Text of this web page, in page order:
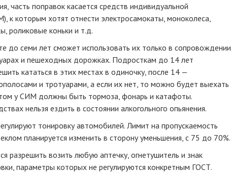
часть поправок касается средств индивидуальной
к которым хотят отнести электросамокаты, моноколеса,
роликовые коньки и т.д.
до семи лет сможет использовать их только в сопровождении
и пешеходных дорожках. Подросткам до 14 лет
кататься в этих местах в одиночку, после 14 —
и тротуарами, а если их нет, то можно будет выехать
у СИМ должны быть тормоза, фонарь и катафоты.
нельзя ездить в состоянии алкогольного опьянения.
тонировку автомобилей. Лимит на пропускаемость
планируется изменить в сторону уменьшения, с 75 до 70%.
разрешить возить любую аптечку, огнетушитель и знак
параметры которых не регулируются конкретным ГОСТ.